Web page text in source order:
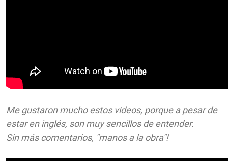
Me gustaron mucho estos videos, porque a pesar de
estar en inglés, son muy sencillos de entender.
Sin más comentarios, "manos a la obra"!